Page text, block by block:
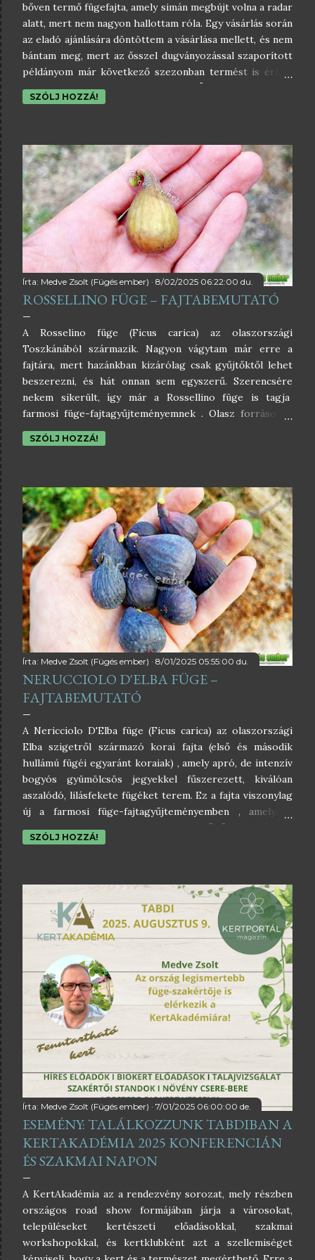
bőven termő fügefajta, amely simán megbújt volna a radar
alatt, mert nem nagyon hallottam róla. Egy vásárlás során
az eladó ajánlására döntöttem a vásárlása mellett, és nem
bántam meg, mert az ősszel dugványozással szaporított
példányom már következő szezonban termést is érlelt,
és valóban elég korai minőségi füge. Örülök, hogy rész a
farmosi füge-fajtagyűjteményemnek . Az Amatrice Casale
termésre az ország azon részein is, ahol rövidebb az
őszi fügeszezon az időjárás miatt. Az Amatrice Casale
fajtát Amatrice közelében, az olaszországi Abruzzoban,
körülbelül 1200 méteres tengerszint feletti magasságban
találták, és onnan került Németországba. Az én Amatrice
Casale növényem Észak-Németországból származik,
ahol már július közepén érnek az első terméshullám első
fügéi, így ez az egyik legkorábbi fajt...
SZÓLJ HOZZÁ!
Írta: Medve Zsolt (Fügés ember) 8/02/2025 06:22:00 du.
ROSSELLINO FÜGE – FAJTABEMUTATÓ
A Rosselino füge (Ficus carica) az olaszországi
Toszkánából származik. Nagyon vágytam már erre a
fajtára, mert hazánkban kizárólag csak gyűjtőktől lehet
beszerezni, és hát onnan sem egyszerű. Szerencsére
nekem sikerült, így már a Rossellino füge is tagja
farmosi füge-fajtagyűjteményemnek . Olasz források a
Rossellino fügét bifera fajtának írják le, amelynek két
terméshulláma van, azaz nyáron és ősszel is érlel fügét.
balkonon is . Aszalódó , bogyós ízvilágú füge, amely mind
friss fogyasztásra, mind pedig további feldolgozásra
egyaránt alkalmas. A Rossellino füge bőrének sötétzöld
és lila árnyalatú keveréke barnás-vöröses megjelenést
kölcsönöz számára. A kis vagy közepes méretű
(átlagosan 20-35 gramm) , zárt serlegnyílású fügék
kerekded formájúak, vastag héjjal, ami megfelelő
ellenállást mutat a rovarkártevőkkel szemben. A
világospiros pép enyhe savasság mellett bo...
SZÓLJ HOZZÁ!
Írta: Medve Zsolt (Fügés ember) 8/01/2025 05:55:00 du.
NERUCCIOLO D'ELBA FÜGE –
FAJTABEMUTATÓ
A Nericciolo D'Elba füge (Ficus carica) az olaszországi
Elba szigetről származó korai fajta (első és második
hullámú fügéi egyaránt koraiak) , amely apró, de intenzív
bogyós gyümölcsös jegyekkel fűszerezett, kiválóan
aszalódó, lilásfekete fügéket terem. Ez a fajta viszonylag
új a farmosi füge-fajtagyűjteményemben , amelynek
nagyon örülök, mert idehaza csak gyűjtőknél található
meg. Pedig ott lenne a helye bármelyik kertben, mert
termést remélhetünk róla. Ahogy az az aszalásra
alkalmas fügéknél lenni szokott, a Nerucciolo D'Elba
esetében is tökéletes harmóniában egyesül a cukrosság
és a savasság. Nem mindennapi fajta, amely elsősorban
friss fogyasztásra vagy aszalásra ajánlott. Növekedési
erélye nem túl erős, így kiválóan alkalmas dézsás tartásra
, így akár balkonfügének is jó választás lehet. Fügéi
aprócska hamvasan lilás körtékre hasonlítanak rövid
nyakkal, és vi...
SZÓLJ HOZZÁ!
Írta: Medve Zsolt (Fügés ember) 7/01/2025 06:00:00 de.
ESEMÉNY: TALÁLKOZZUNK TABDIBAN A
KERTAKADÉMIA 2025 KONFERENCIÁN
ÉS SZAKMAI NAPON
A KertAkadémia az a rendezvény sorozat, mely részben
országos road show formájában járja a városokat,
településeket kertészeti előadásokkal, szakmai
workshopokkal, és kertklubként azt a szellemiséget